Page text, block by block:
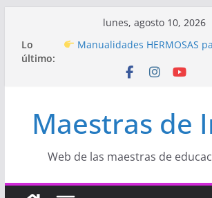
contenido
lunes, agosto 10, 2026
Lo
último:
Hermosos dibujos para
amor en Inicial
(fáciles y llenas de amor)
Proyecto
“Celebramos con
de la Educación Inicial»
Mamá hecho con amor
Maestras de
Web de las maestras de